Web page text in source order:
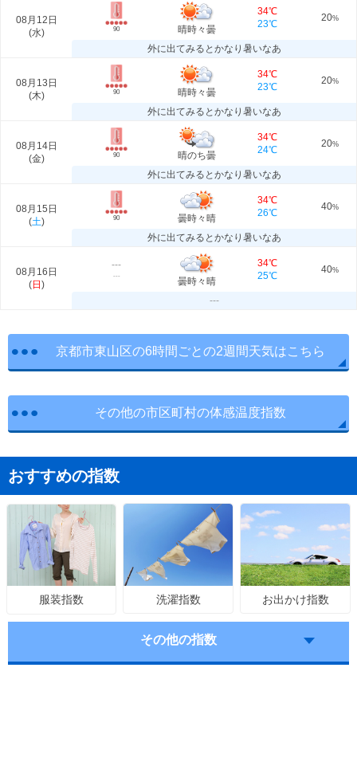
08月12日
(水) 90 晴時々曇
34℃
23℃
20%
外に出てみるとかなり暑いなあ
08月13日
(木) 90 晴時々曇
34℃
23℃
20%
外に出てみるとかなり暑いなあ
08月14日
(金) 90 晴のち曇
34℃
24℃
20%
外に出てみるとかなり暑いなあ
08月15日
(土) 90 曇時々晴
34℃
26℃
40%
外に出てみるとかなり暑いなあ
08月16日
(日 )
---
---
曇時々晴
34℃
25℃
40%
---
京都市東山区の6時間ごとの2週間天気はこちら
その他の市区町村の体感温度指数
おすすめの指数
服装指数 洗濯指数 お出かけ指数
その他の指数